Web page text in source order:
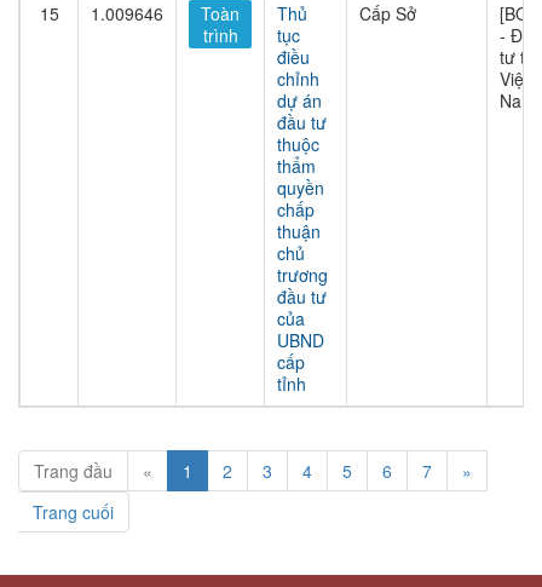
15 1.009646
Toàn
trình
Thủ
tục
điều
chỉnh
dự án
đầu tư
thuộc
thẩm
quyền
chấp
thuận
chủ
trương
đầu tư
của
UBND
cấp
tỉnh
Cấp Sở
[BQL]
- Đầu
tư tại
Việt
Nam
Trang đầu « 1 2 3 4 5 6 7
»
Trang cuối